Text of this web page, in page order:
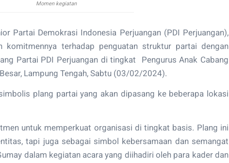
Momen kegiatan
Partai Demokrasi Indonesia Perjuangan (PDI Perjuangan),
komitmennya terhadap penguatan struktur partai dengan
Partai PDI Perjuangan di tingkat Pengurus Anak Cabang
Lampung Tengah, Sabtu (03/02/2024).
plang partai yang akan dipasang ke beberapa lokasi
untuk memperkuat organisasi di tingkat basis. Plang ini
tapi juga sebagai simbol kebersamaan dan semangat
dalam kegiatan acara yang diihadiri oleh para kader dan